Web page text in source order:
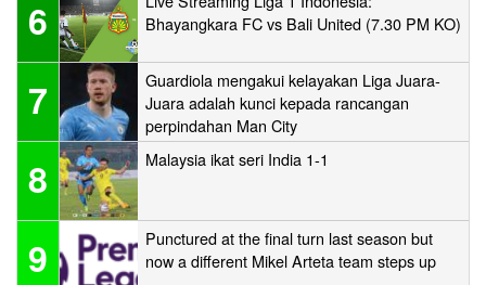
6
Bhayangkara FC vs Bali United (7.30 PM KO)
7
Guardiola mengakui kelayakan Liga Juara-
Juara adalah kunci kepada rancangan
perpindahan Man City
8 Malaysia ikat seri India 1-1
9
Punctured at the final turn last season but
now a different Mikel Arteta team steps up